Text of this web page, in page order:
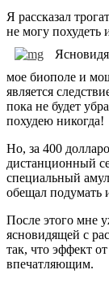
Я рассказал
не могу похудеть
мое биополе и
является
пока не будет
похудею никогда!
Но, за 400
дистанционный
специальный
обещал подумать
После этого мне
ясновидящей с
так, что эффект
впечатляющим.